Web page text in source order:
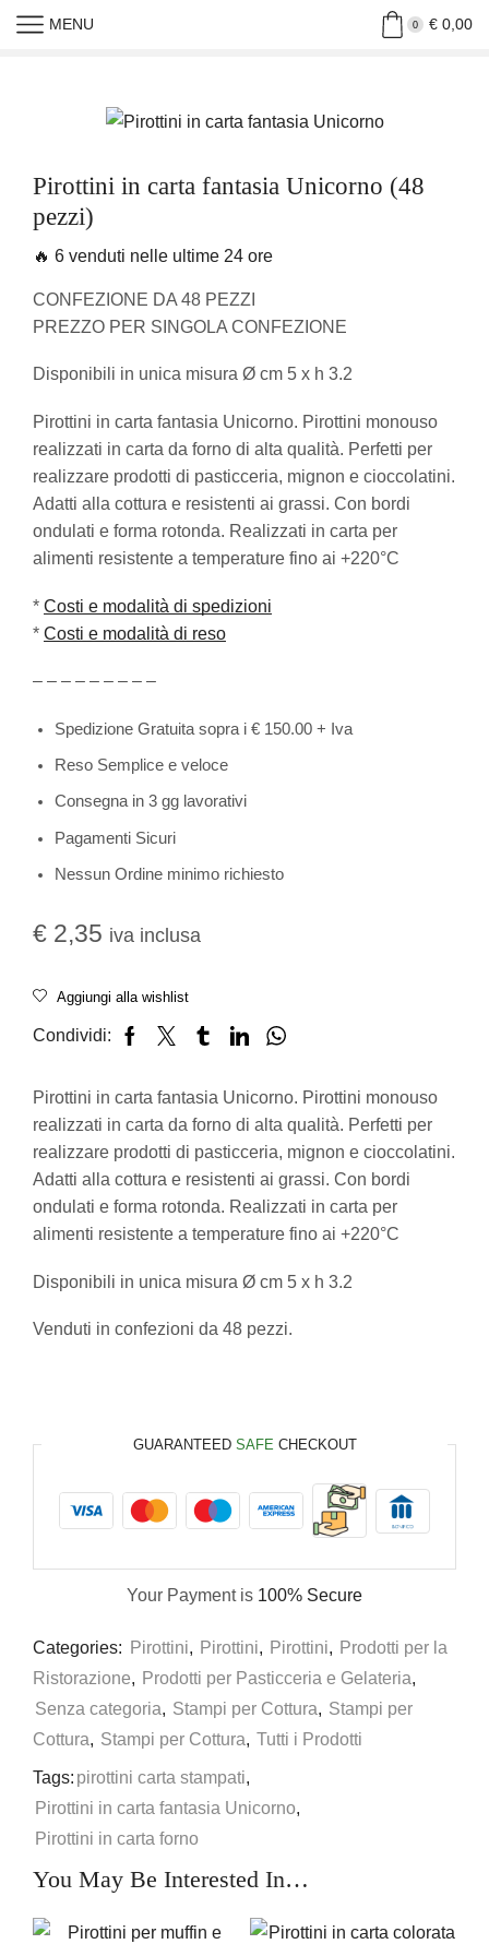
MENU 0 €0,00
Home »Shop Pirottini In Carta Fantasia Unicorno (48 Pezzi)
Pirottini in carta fantasia Unicorno (48
pezzi)
🔥 6 venduti nelle ultime 24 ore
CONFEZIONE DA 48 PEZZI
PREZZO PER SINGOLA CONFEZIONE
Disponibili in unica misura Ø cm 5 x h 3.2
Pirottini in carta fantasia Unicorno. Pirottini monouso
realizzati in carta da forno di alta qualità. Perfetti per
realizzare prodotti di pasticceria, mignon e cioccolatini.
Adatti alla cottura e resistenti ai grassi. Con bordi
ondulati e forma rotonda. Realizzati in carta per
alimenti resistente a temperature fino ai +220°C
* Costi e modalità di spedizioni
* Costi e modalità di reso
– – – – – – – – –
Spedizione Gratuita sopra i € 150.00 + Iva
Reso Semplice e veloce
Consegna in 3 gg lavorativi
Pagamenti Sicuri
Nessun Ordine minimo richiesto
€ 2,35 iva inclusa
Aggiungi alla wishlist
Condividi:
Pirottini in carta fantasia Unicorno. Pirottini monouso
realizzati in carta da forno di alta qualità. Perfetti per
realizzare prodotti di pasticceria, mignon e cioccolatini.
Adatti alla cottura e resistenti ai grassi. Con bordi
ondulati e forma rotonda. Realizzati in carta per
alimenti resistente a temperature fino ai +220°C
Disponibili in unica misura Ø cm 5 x h 3.2
Venduti in confezioni da 48 pezzi.
GUARANTEED SAFE CHECKOUT
Your Payment is 100% Secure
Categories: Pirottini, Pirottini, Pirottini, Prodotti per la
Ristorazione, Prodotti per Pasticceria e Gelateria,
Senza categoria, Stampi per Cottura, Stampi per
Cottura, Stampi per Cottura, Tutti i Prodotti
Tags: pirottini carta stampati,
Pirottini in carta fantasia Unicorno,
Pirottini in carta forno
You May Be Interested In…